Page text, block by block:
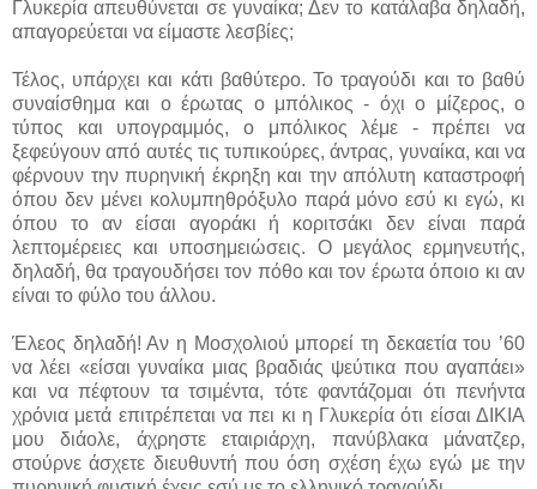
Γλυκερία απευθύνεται σε γυναίκα; Δεν το κατάλαβα δηλαδή,
απαγορεύεται να είμαστε λεσβίες;
Τέλος, υπάρχει και κάτι βαθύτερο. Το τραγούδι και το βαθύ
συναίσθημα και ο έρωτας ο μπόλικος - όχι ο μίζερος, ο
τύπος και υπογραμμός, ο μπόλικος λέμε - πρέπει να
ξεφεύγουν από αυτές τις τυπικούρες, άντρας, γυναίκα, και να
φέρνουν την πυρηνική έκρηξη και την απόλυτη καταστροφή
όπου δεν μένει κολυμπηθρόξυλο παρά μόνο εσύ κι εγώ, κι
όπου το αν είσαι αγοράκι ή κοριτσάκι δεν είναι παρά
λεπτομέρειες και υποσημειώσεις. Ο μεγάλος ερμηνευτής,
δηλαδή, θα τραγουδήσει τον πόθο και τον έρωτα όποιο κι αν
είναι το φύλο του άλλου.
Έλεος δηλαδή! Αν η Μοσχολιού μπορεί τη δεκαετία του ’60
να λέει «είσαι γυναίκα μιας βραδιάς ψεύτικα που αγαπάει»
και να πέφτουν τα τσιμέντα, τότε φαντάζομαι ότι πενήντα
χρόνια μετά επιτρέπεται να πει κι η Γλυκερία ότι είσαι ΔΙΚΙΑ
μου διάολε, άχρηστε εταιριάρχη, πανύβλακα μάνατζερ,
στούρνε άσχετε διευθυντή που όση σχέση έχω εγώ με την